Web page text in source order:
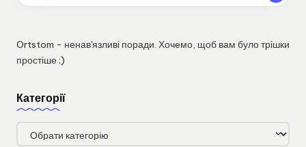
Ortstom - ненав'язливі поради. Хочемо, щоб вам було трішки
простіше ;)
Категорії
Категорії